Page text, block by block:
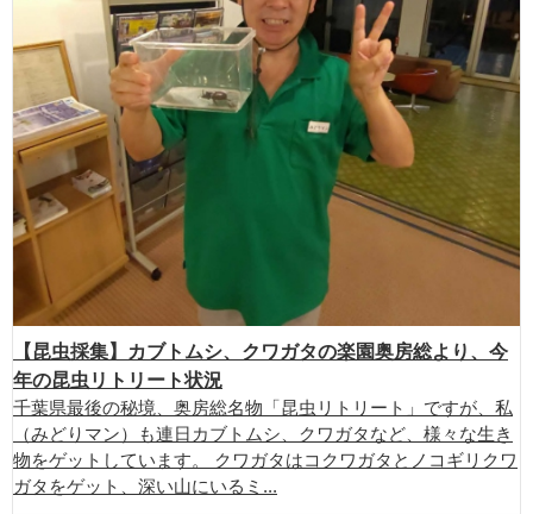
【昆虫採集】カブトムシ、クワガタの楽園奥房総より、今
年の昆虫リトリート状況
千葉県最後の秘境、奥房総名物「昆虫リトリート」ですが、私
（みどりマン）も連日カブトムシ、クワガタなど、様々な生き
物をゲットしています。 クワガタはコクワガタとノコギリクワ
ガタをゲット、深い山にいるミ...